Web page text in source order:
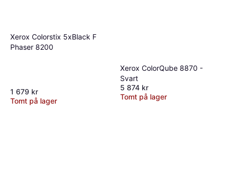
Xerox Colorstix 5xBlack F
Phaser 8200
1 679 kr
Tomt på lager
Xerox ColorQube 8870 -
Svart
5 874 kr
Tomt på lager